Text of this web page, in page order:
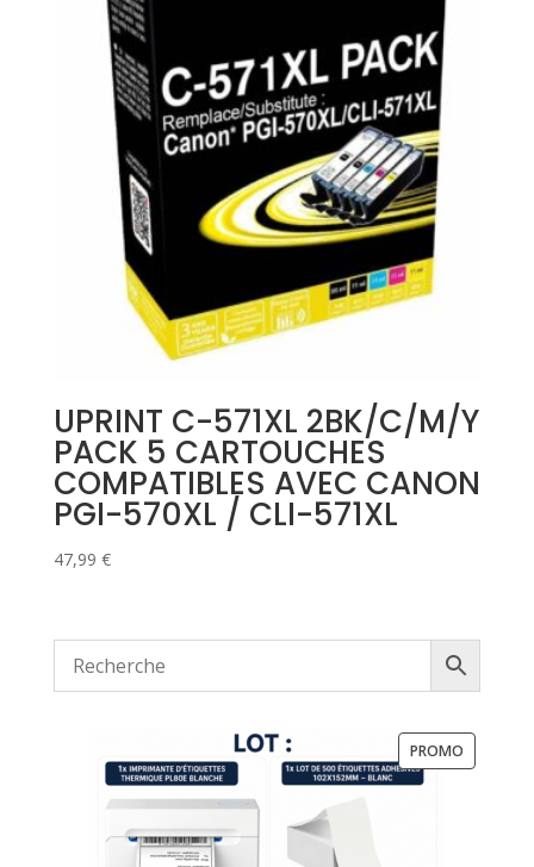
UPRINT C-571XL 2BK/C/M/Y
PACK 5 CARTOUCHES
COMPATIBLES AVEC CANON
PGI-570XL / CLI-571XL
47,99 €
PROMO